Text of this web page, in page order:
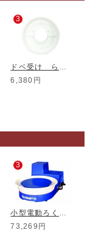
3
ドベ受け らくらくシリーズ 2号用
6,380円
3
小型電動ろくろ RK-5T
73,269円